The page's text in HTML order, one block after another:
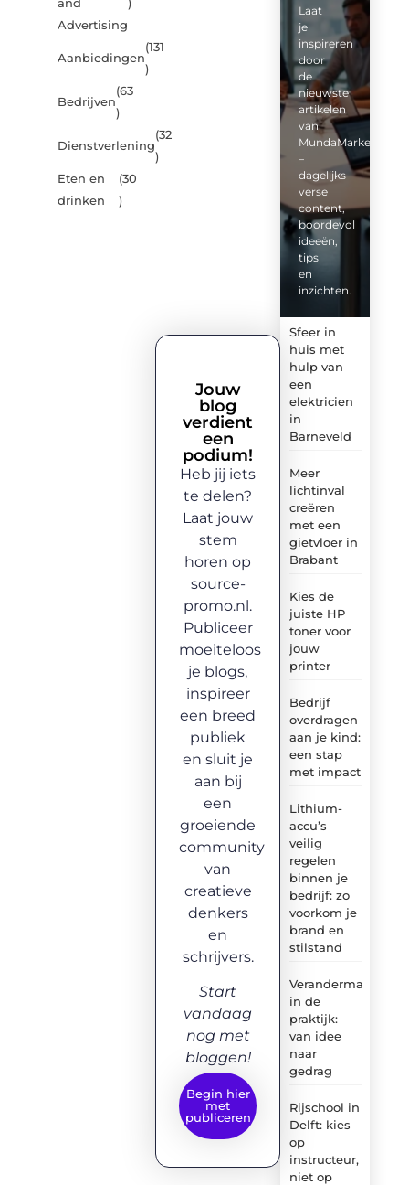
and
Advertising
)
Aanbiedingen
(131
)
Bedrijven
(63
)
Dienstverlening
(32
)
Eten en
drinken
(30
)
Laat
je
inspireren
door
de
nieuwste
artikelen
van
MundaMarketing.nl
–
dagelijks
verse
content,
boordevol
ideeën,
tips
en
inzichten.
Sfeer in
huis met
hulp van
een
elektricien
in
Barneveld
Meer
lichtinval
creëren
met een
gietvloer in
Brabant
Kies de
juiste HP
toner voor
jouw
printer
Bedrijf
overdragen
aan je kind:
een stap
met impact
Lithium-
accu’s
veilig
regelen
binnen je
bedrijf: zo
voorkom je
brand en
stilstand
in de
praktijk:
van idee
naar
gedrag
Rijschool in
Delft: kies
op
instructeur,
niet op
Jouw
blog
verdient
een
podium!
Heb jij iets
te delen?
Laat jouw
stem
horen op
source-
promo.nl.
Publiceer
moeiteloos
je blogs,
inspireer
een breed
publiek
en sluit je
aan bij
een
groeiende
community
van
creatieve
denkers
en
schrijvers.
Start
vandaag
nog met
bloggen!
Begin hier
met
publiceren